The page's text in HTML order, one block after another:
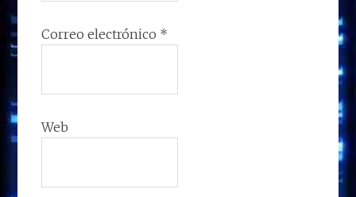
Correo electrónico *
Web